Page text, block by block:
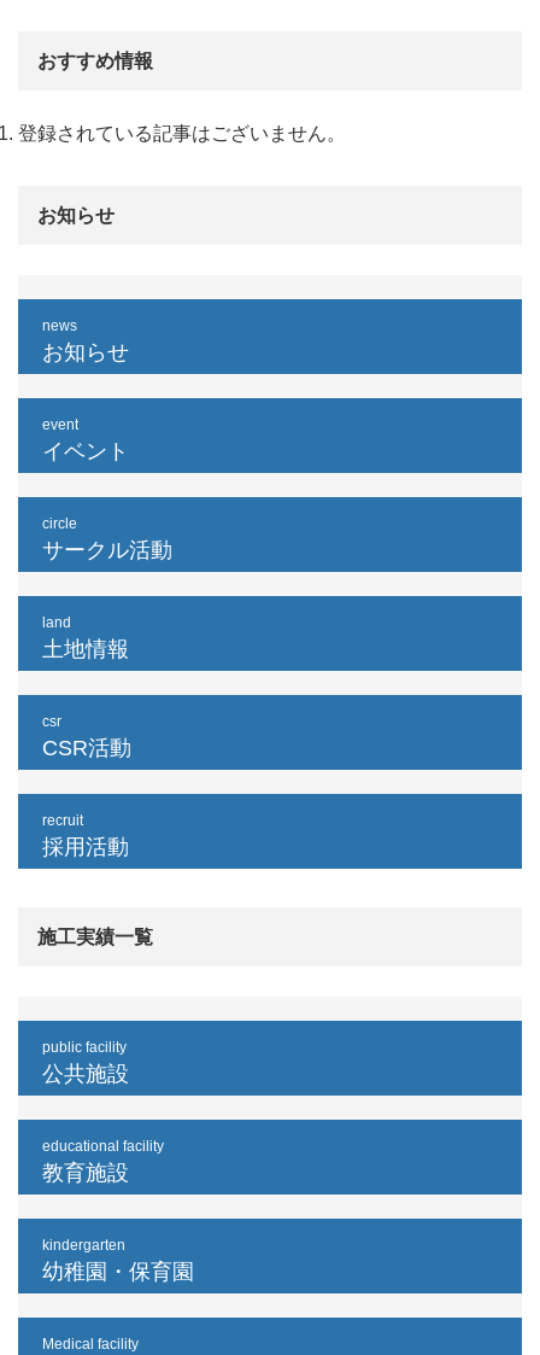
おすすめ情報
登録されている記事はございません。
お知らせ
news
お知らせ
event
イベント
circle
サークル活動
land
土地情報
csr
CSR活動
recruit
採用活動
施工実績一覧
public facility
公共施設
educational facility
教育施設
kindergarten
幼稚園・保育園
Medical facility